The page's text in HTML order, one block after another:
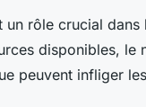
un rôle crucial dans
disponibles, le
peuvent infliger